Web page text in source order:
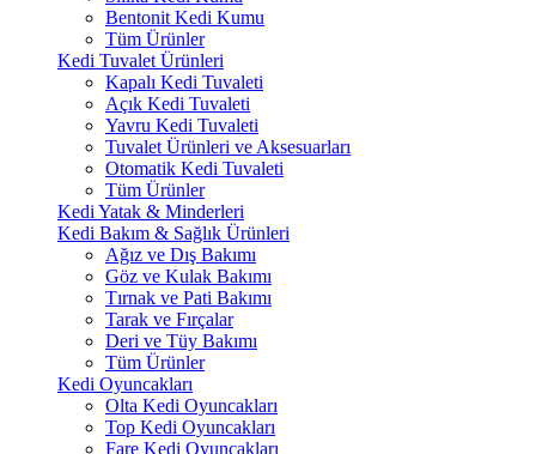
Bentonit Kedi Kumu
Tüm Ürünler
Kedi Tuvalet Ürünleri
Kapalı Kedi Tuvaleti
Açık Kedi Tuvaleti
Yavru Kedi Tuvaleti
Tuvalet Ürünleri ve Aksesuarları
Otomatik Kedi Tuvaleti
Tüm Ürünler
Kedi Yatak & Minderleri
Kedi Bakım & Sağlık Ürünleri
Ağız ve Dış Bakımı
Göz ve Kulak Bakımı
Tırnak ve Pati Bakımı
Tarak ve Fırçalar
Deri ve Tüy Bakımı
Tüm Ürünler
Kedi Oyuncakları
Olta Kedi Oyuncakları
Top Kedi Oyuncakları
Fare Kedi Oyuncakları